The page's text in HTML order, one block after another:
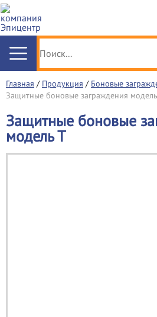
Главная / Продукция / Боновые
Защитные боновые заграждения
Защитные боновые
модель Т